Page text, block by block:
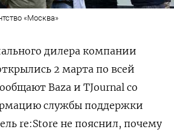
«Москва»
дилера компании
2 марта по всей
Baza и TJournal со
службы поддержки
re:Store не пояснил, почему